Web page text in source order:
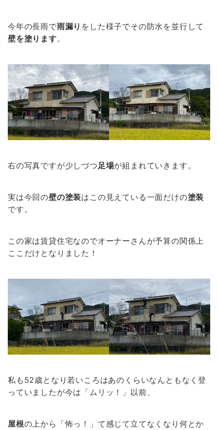
今年の長雨で雨漏り をした様子でその防水を並行して
壁を塗ります。
右の写真ですが少しづつ 足場が組まれていきます。
実は今回の壁の塗装はこの見えている一面だけの塗装
です。
この家は賃貸住宅なのでオーナーさんが予算の関係上
ここだけとなりました！
私も52歳となり若いころはあのくらいなんともなく登
っていましたが今は「ムリッ！」以前、
屋根の上から「怖っ！」て感じて立てなくなり何とか